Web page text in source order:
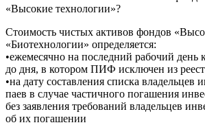
«Высокие технологии»?
Стоимость чистых активов фондов
«Биотехнологии» определяется:
•ежемесячно на последний рабочий день
до дня, в котором ПИФ исключен из
•на дату составления списка владельцев
паев в случае частичного погашения
без заявления требований владельцев
об их погашении